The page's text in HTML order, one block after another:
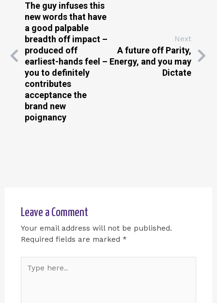
The guy infuses this
new words that have
a good palpable
breadth off impact –
produced off
earliest-hands feel –
you to definitely
contributes
acceptance the
brand new
poignancy
Next
A future off Parity,
Energy, and you may
Dictate
Leave a Comment
Your email address will not be published.
Required fields are marked *